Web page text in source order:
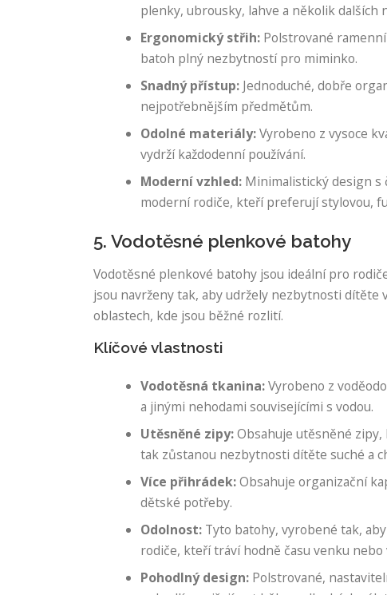
plenky, ubrousky, lahve a několik dalších
Ergonomický střih: Polstrované
batoh plný nezbytností pro miminko.
Snadný přístup: Jednoduché, dobře
nejpotřebnějším předmětům.
Odolné materiály:Vyrobeno z vysoce
vydrží každodenní používání.
Moderní vzhled: Minimalistický design
moderní rodiče, kteří preferují stylovou,
5. Vodotěsné plenkové batohy
Vodotěsné plenkové batohy jsou ideální pro
jsou navrženy tak, aby udržely nezbytnosti dítěte
oblastech, kde jsou běžné rozlití.
Klíčové vlastnosti
Vodotěsná tkanina:Vyrobeno z
a jinými nehodami souvisejícími s vodou.
Utěsněné zipy:Obsahuje utěsněné
tak zůstanou nezbytnosti dítěte suché a
Více přihrádek:Obsahuje organizační
dětské potřeby.
Odolnost: Tyto batohy, vyrobené tak,
rodiče, kteří tráví hodně času venku
Pohodlný design: Polstrované,